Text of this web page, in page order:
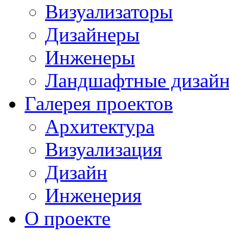
Визуализаторы
Дизайнеры
Инженеры
Ландшафтные
Галерея проектов
Архитектура
Визуализация
Дизайн
Инженерия
О проекте